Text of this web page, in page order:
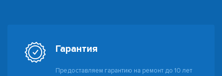
Гарантия
Предоставляем гарантию на ремонт до 10 лет